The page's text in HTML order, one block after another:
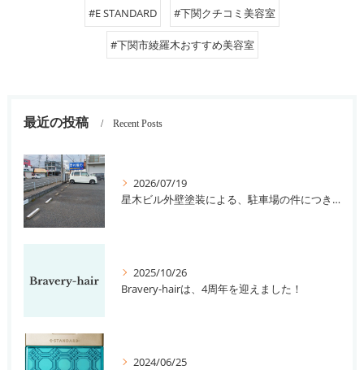
#E STANDARD #下関クチコミ美容室
#下関市綾羅木おすすめ美容室
最近の投稿 Recent Posts
2026/07/19
星木ビル外壁塗装による、駐車場の件につきまして。
2025/10/26
Bravery-hairは、4周年を迎えました！
2024/06/25